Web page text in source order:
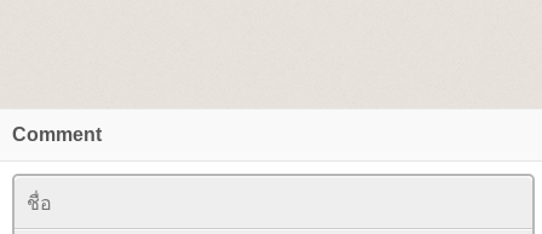
Comment